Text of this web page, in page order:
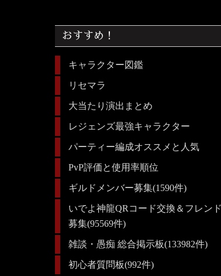
おすすめ！
キャラクター図鑑
リセマラ
大当たり演出まとめ
レジェンズ最強キャラクター
パーティー編成オススメと人気
PvP評価と使用率順位
ギルドメンバー募集(1590件)
いでよ神龍QRコード交換＆フレンド
募集(95569件)
雑談・愚痴 総合掲示板(133982件)
初心者質問板(992件)